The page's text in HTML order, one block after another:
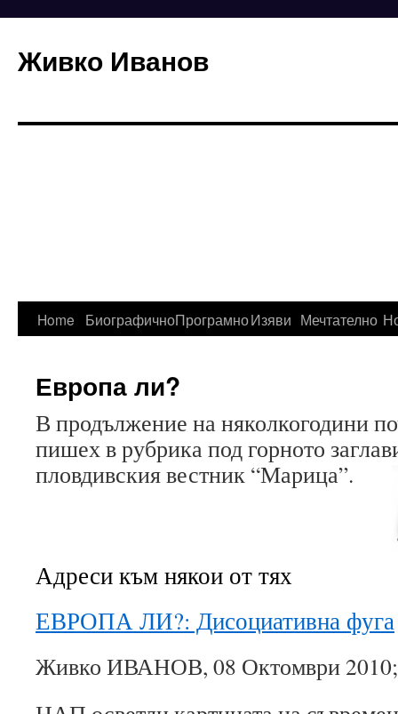
Живко Иванов
Skip
content
Home БиографичноПрограмноИзяви Мечтателно
Европа ли?
В продължение на няколкогодини
пишех в рубрика под горното
пловдивския вестник “Марица”.
Адреси към някои от тях
ЕВРОПА ЛИ?: Дисоциативна фуга
Живко ИВАНОВ, 08 Октомври